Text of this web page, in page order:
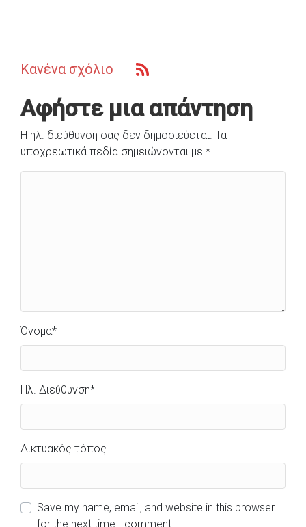
Κανένα σχόλιο
Αφήστε μια απάντηση
Η ηλ. διεύθυνση σας δεν δημοσιεύεται. Τα
υποχρεωτικά πεδία σημειώνονται με *
Όνομα*
Ηλ. Διεύθυνση*
Δικτυακός τόπος
Save my name, email, and website in this browser
for the next time I comment.